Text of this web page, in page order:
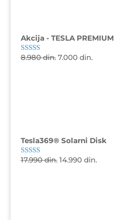
Akcija - TESLA PREMIUM
Ocenjeno sa
8.980din. 7.000 din.
Tesla369® Solarni Disk
Ocenjeno sa
17.990din. 14.990 din.